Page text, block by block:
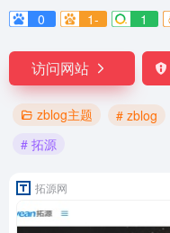
0
1- 1
访问网站
zblog主题 # zblog
# 拓源
拓源网